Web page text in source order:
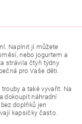
Naplnit jí můžete
nebo jogurtem a
strávila čtyři týdny
pro Vaše děti.
a také vyvařit. Na
dokoupit náhradní
doplňků jen
kapsičky často.